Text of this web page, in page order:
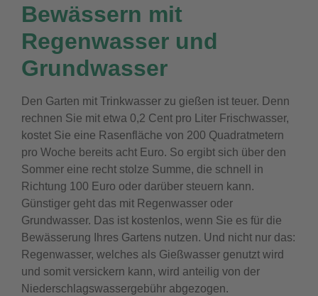
Bewässern mit
Regenwasser und
Grundwasser
Den Garten mit Trinkwasser zu gießen ist teuer. Denn
rechnen Sie mit etwa 0,2 Cent pro Liter Frischwasser,
kostet Sie eine Rasenfläche von 200 Quadratmetern
pro Woche bereits acht Euro. So ergibt sich über den
Sommer eine recht stolze Summe, die schnell in
Richtung 100 Euro oder darüber steuern kann.
Günstiger geht das mit Regenwasser oder
Grundwasser. Das ist kostenlos, wenn Sie es für die
Bewässerung Ihres Gartens nutzen. Und nicht nur das:
Regenwasser, welches als Gießwasser genutzt wird
und somit versickern kann, wird anteilig von der
Niederschlagswassergebühr abgezogen.